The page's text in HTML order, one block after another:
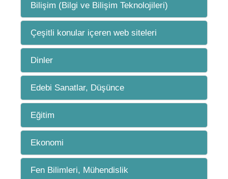
Bilişim (Bilgi ve Bilişim Teknolojileri)
Çeşitli konular içeren web siteleri
Dinler
Edebi Sanatlar, Düşünce
Eğitim
Ekonomi
Fen Bilimleri, Mühendislik